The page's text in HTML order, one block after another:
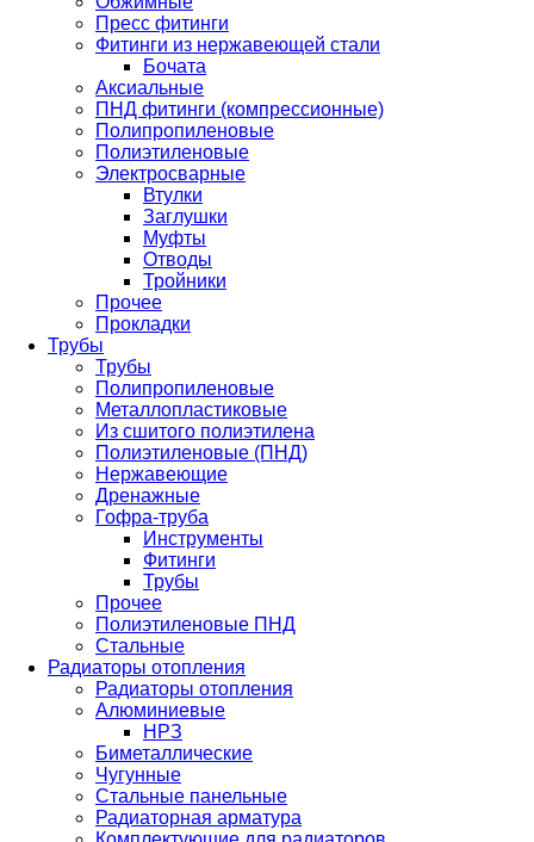
Пресс фитинги
Фитинги из нержавеющей стали
Бочата
Аксиальные
ПНД фитинги (компрессионные)
Полипропиленовые
Полиэтиленовые
Электросварные
Втулки
Заглушки
Муфты
Отводы
Тройники
Прочее
Прокладки
Трубы
Трубы
Полипропиленовые
Металлопластиковые
Из сшитого полиэтилена
Полиэтиленовые (ПНД)
Нержавеющие
Дренажные
Гофра-труба
Инструменты
Фитинги
Трубы
Прочее
Полиэтиленовые ПНД
Стальные
Радиаторы отопления
Радиаторы отопления
Алюминиевые
НРЗ
Биметаллические
Чугунные
Стальные панельные
Радиаторная арматура